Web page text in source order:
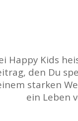
Happy Kids
den Du
starken
ein Leben